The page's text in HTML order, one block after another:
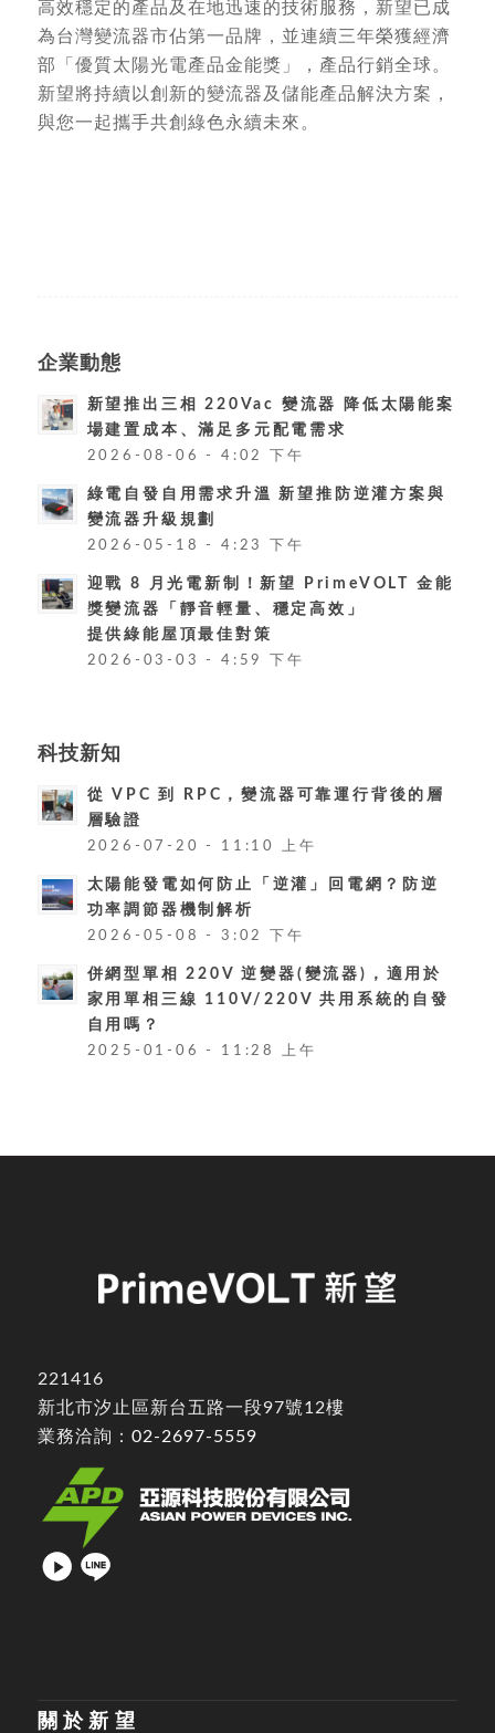
高效穩定的產品及在地迅速的技術服務，新望已成
為台灣變流器市佔第一品牌，並連續三年榮獲經濟
部「優質太陽光電產品金能獎」，產品行銷全球。
新望將持續以創新的變流器及儲能產品解決方案，
與您一起攜手共創綠色永續未來。
企業動態
新望推出三相 220Vac 變流器 降低太陽能案
場建置成本、滿足多元配電需求
2026-08-06 - 4:02 下午
綠電自發自用需求升溫 新望推防逆灌方案與
變流器升級規劃
2026-05-18 - 4:23 下午
迎戰 8 月光電新制！新望 PrimeVOLT 金能
獎變流器「靜音輕量、穩定高效」
提供綠能屋頂最佳對策
2026-03-03 - 4:59 下午
科技新知
從 VPC 到 RPC，變流器可靠運行背後的層
層驗證
2026-07-20 - 11:10 上午
太陽能發電如何防止「逆灌」回電網？防逆
功率調節器機制解析
2026-05-08 - 3:02 下午
併網型單相 220V 逆變器(變流器)，適用於
家用單相三線 110V/220V 共用系統的自發
自用嗎？
2025-01-06 - 11:28 上午
221416
新北市汐止區新台五路一段97號12樓
業務洽詢： 02-2697-5559
關於新望